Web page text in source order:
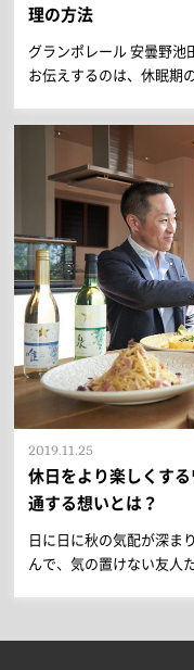
理の方法
グランポレール 安曇野
お伝えするのは、休眠期
休日をより楽しくす
通する想いとは？
2019.11.25
日に日に秋の気配が深ま
んで、気の置けない友人